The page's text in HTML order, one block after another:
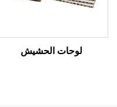
لوحات الحشيش